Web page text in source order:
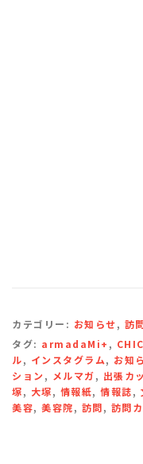
カテゴリー: お知らせ, 訪
タグ: armadaMi+ , CHIC
ル, インスタグラム, お知
ション, メルマガ, 出張カ
塚, 大塚, 情報紙, 情報誌,
美容, 美容院, 訪問, 訪問